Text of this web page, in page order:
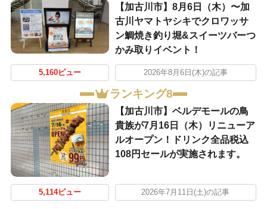
【加古川市】8月6日（木）〜加
古川ヤマトヤシキでクロワッサ
ン鯛焼き釣り堀&スイーツバーつ
かみ取りイベント！
5,160ビュー 2026年8月6日(木)の記事
ランキング8
【加古川市】ベルデモールの鳥
貴族が7月16日（木）リニューア
ルオープン！ドリンク全品税込
108円セールが実施されます。
5,114ビュー 2026年7月11日(土)の記事